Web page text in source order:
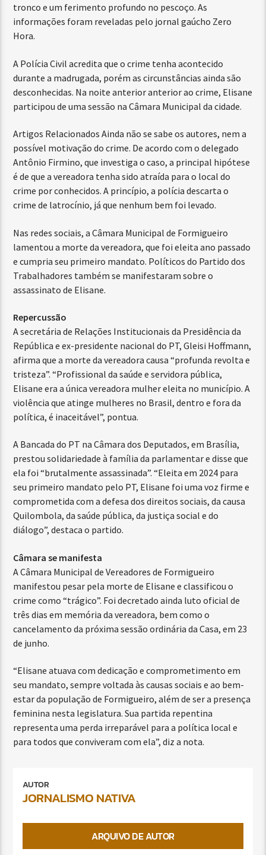
tronco e um ferimento profundo no pescoço. As
informações foram reveladas pelo jornal gaúcho Zero
Hora.
A Polícia Civil acredita que o crime tenha acontecido
durante a madrugada, porém as circunstâncias ainda são
desconhecidas. Na noite anterior anterior ao crime, Elisane
participou de uma sessão na Câmara Municipal da cidade.
Artigos Relacionados Ainda não se sabe os autores, nem a
possível motivação do crime. De acordo com o delegado
Antônio Firmino, que investiga o caso, a principal hipótese
é de que a vereadora tenha sido atraída para o local do
crime por conhecidos. A princípio, a polícia descarta o
crime de latrocínio, já que nenhum bem foi levado.
Nas redes sociais, a Câmara Municipal de Formigueiro
lamentou a morte da vereadora, que foi eleita ano passado
e cumpria seu primeiro mandato. Políticos do Partido dos
Trabalhadores também se manifestaram sobre o
assassinato de Elisane.
Repercussão
A secretária de Relações Institucionais da Presidência da
República e ex-presidente nacional do PT, Gleisi Hoffmann,
afirma que a morte da vereadora causa “profunda revolta e
tristeza”. “Profissional da saúde e servidora pública,
Elisane era a única vereadora mulher eleita no município. A
violência que atinge mulheres no Brasil, dentro e fora da
política, é inaceitável”, pontua.
A Bancada do PT na Câmara dos Deputados, em Brasília,
prestou solidariedade à família da parlamentar e disse que
ela foi “brutalmente assassinada”. “Eleita em 2024 para
seu primeiro mandato pelo PT, Elisane foi uma voz firme e
comprometida com a defesa dos direitos sociais, da causa
Quilombola, da saúde pública, da justiça social e do
diálogo”, destaca o partido.
Câmara se manifesta
A Câmara Municipal de Vereadores de Formigueiro
manifestou pesar pela morte de Elisane e classificou o
crime como “trágico”. Foi decretado ainda luto oficial de
três dias em memória da vereadora, bem como o
cancelamento da próxima sessão ordinária da Casa, em 23
de junho.
“Elisane atuava com dedicação e comprometimento em
seu mandato, sempre voltada às causas sociais e ao bem-
estar da população de Formigueiro, além de ser a presença
feminina nesta legislatura. Sua partida repentina
representa uma perda irreparável para a política local e
para todos que conviveram com ela”, diz a nota.
AUTOR
JORNALISMO NATIVA
ARQUIVO DE AUTOR